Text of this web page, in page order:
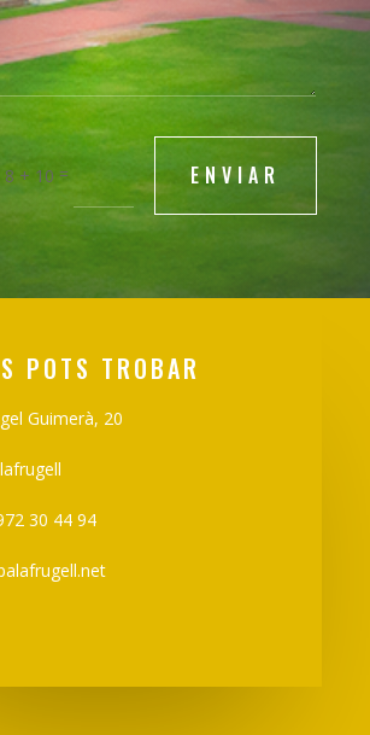
8 + 10 = ENVIAR
POTS TROBAR
Guimerà, 20
30 44 94